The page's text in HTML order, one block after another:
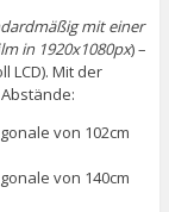
mit einer
in 1920x1080px) –
LCD). Mit der
von 102cm
von 140cm